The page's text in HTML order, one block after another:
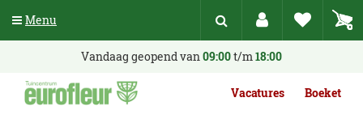
n
Vandaag geopend van09:00t/m18:00
Vacatures Boeket
Menu